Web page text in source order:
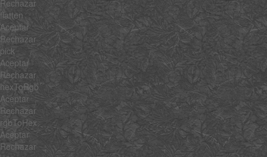
Rechazar
flatten
Aceptar
Rechazar
pick
Aceptar
Rechazar
hexToRgb
Aceptar
Rechazar
rgbToHex
Aceptar
Rechazar